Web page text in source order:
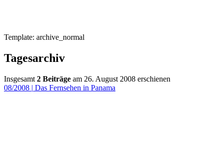
Template: archive_normal
Tagesarchiv
Insgesamt 2 Beiträge am 26. August 2008 erschienen
08/2008 | Das Fernsehen in Panama